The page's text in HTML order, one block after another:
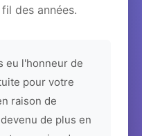
des années.
eu l'honneur de
pour votre
raison de
de plus en